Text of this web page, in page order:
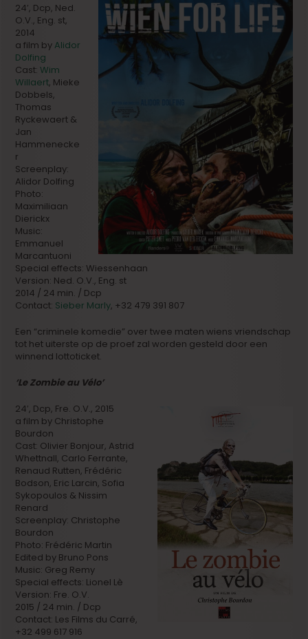
24′, Dcp, Ned.
O.V., Eng. st,
2014
a film by Alidor
Dolfing
Cast:Wim
Willaert, Mieke
Dobbels,
Thomas
Ryckewaert &
Jan
Hammenecke
r
Screenplay:
Alidor Dolfing
Photo:
Maximiliaan
Dierickx
Music:
Emmanuel
Marcantuoni
Special effects: Wiessenhaan
Version: Ned. O.V., Eng. st
2014 / 24 min. / Dcp
Contact: Sieber Marly, +32 479 391 807
Een “criminele komedie” over twee maten wiens vriendschap
tot het uiterste op de proef zal worden gesteld door een
winnend lottoticket.
‘Le Zombie au Vélo’
24′, Dcp, Fre. O.V., 2015
a film by Christophe
Bourdon
Cast: Olivier Bonjour, Astrid
Whettnall, Carlo Ferrante,
Renaud Rutten, Frédéric
Bodson, Eric Larcin, Sofia
Sykopoulos & Nissim
Renard
Screenplay: Christophe
Bourdon
Photo: Frédéric Martin
Edited by Bruno Pons
Music: Greg Remy
Special effects: Lionel Lè
Version: Fre. O.V.
2015 / 24 min. / Dcp
Contact: Les Films du Carré,
+32 499 617 916